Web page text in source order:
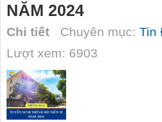
NĂM 2024
Chi tiết Chuyên mục: Tin
Lượt xem: 6903